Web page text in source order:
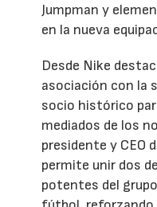
Jumpman y
en la nueva
Desde Nike
asociación con la
socio histórico
mediados de los
presidente y CEO
permite unir dos
potentes del